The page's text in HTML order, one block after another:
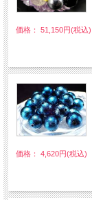
価格： 51,150円(税込)
価格： 4,620円(税込)